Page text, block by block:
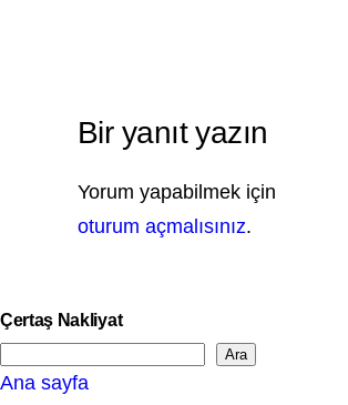
Bir yanıt yazın
Yorum yapabilmek için
oturum açmalısınız.
Çertaş Nakliyat
e
Ara
Ana sayfa